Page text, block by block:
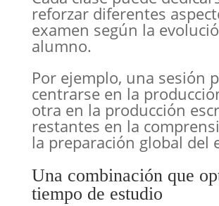
reforzar diferentes
examen según la
alumno.
Por ejemplo, una sesión
centrarse en la
otra en la producción
restantes en la
la preparación global del
Una combinación que
tiempo de estudio